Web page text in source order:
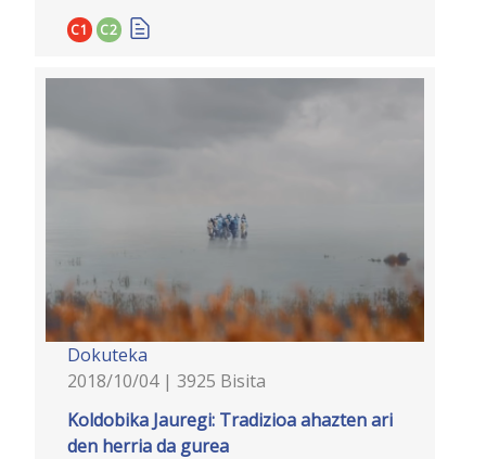
C1 C2
Dokuteka
2018/10/04 | 3925 Bisita
Koldobika Jauregi: Tradizioa ahazten ari
den herria da gurea